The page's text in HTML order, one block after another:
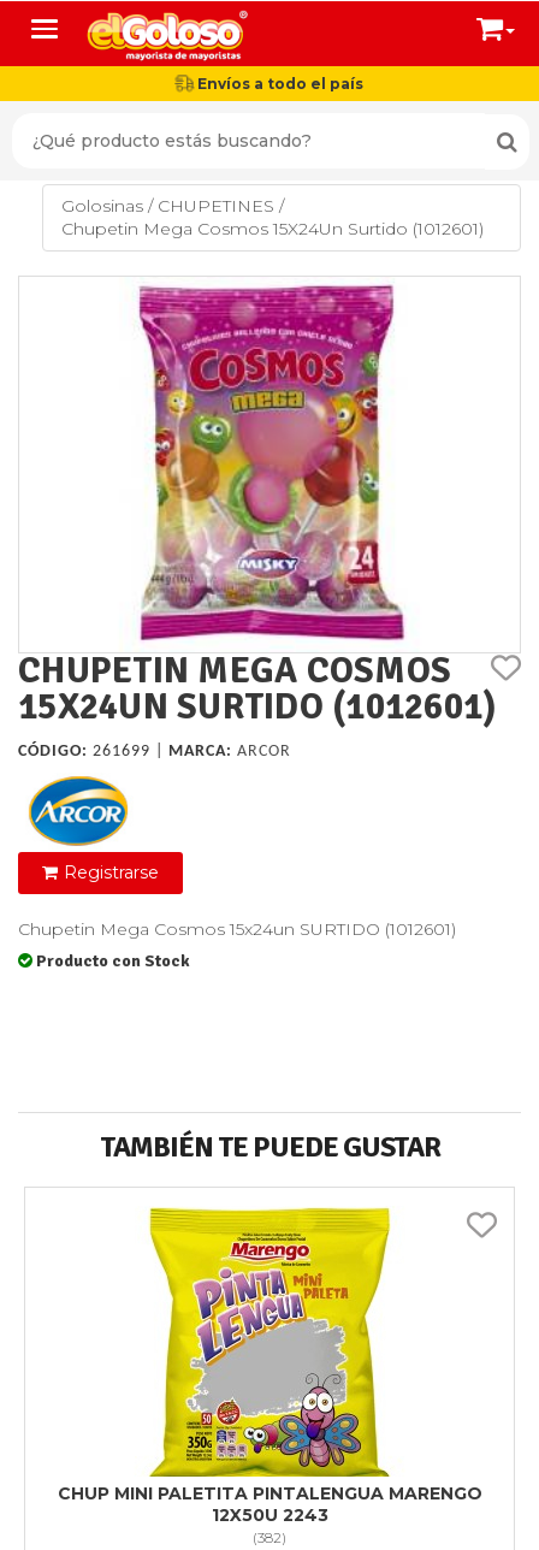
Toggle navigation
Envíos a todo el país
Golosinas / CHUPETINES /
Chupetin Mega Cosmos 15X24Un Surtido (1012601)
CHUPETIN MEGA COSMOS
15X24UN SURTIDO (1012601)
CÓDIGO: 261699 | MARCA: ARCOR
Registrarse
Chupetin Mega Cosmos 15x24un SURTIDO (1012601)
Producto con Stock
TAMBIÉN TE PUEDE GUSTAR
CHUP MINI PALETITA PINTALENGUA MARENGO
12X50U 2243
(382)